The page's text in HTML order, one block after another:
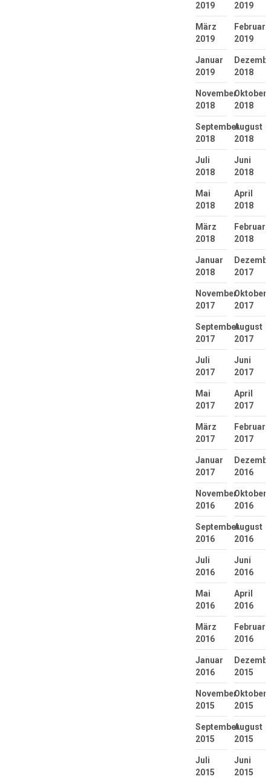
2019
2019
März
2019
Februar
2019
Januar
2019
2018
November
2018
Oktober
2018
September
2018
August
2018
Juli
2018
Juni
2018
Mai
2018
April
2018
März
2018
Februar
2018
Januar
2018
2017
November
2017
Oktober
2017
September
2017
August
2017
Juli
2017
Juni
2017
Mai
2017
April
2017
März
2017
Februar
2017
Januar
2017
2016
November
2016
Oktober
2016
September
2016
August
2016
Juli
2016
Juni
2016
Mai
2016
April
2016
März
2016
Februar
2016
Januar
2016
2015
November
2015
Oktober
2015
September
2015
August
2015
Juli
2015
Juni
2015